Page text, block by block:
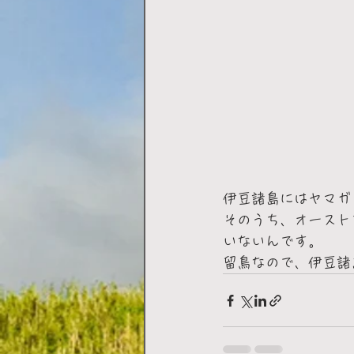
伊豆諸島にはヤマ
そのうち、オース
いないんです。
留鳥なので、伊豆